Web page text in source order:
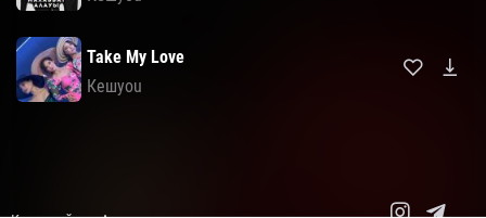
Take My Love
Кешyou